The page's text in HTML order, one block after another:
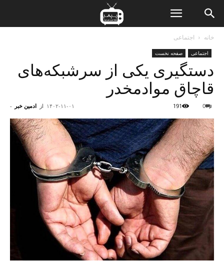
خانه اجتماعی
اجتماعی صفحه نخست
دستگیری یکی از سرشبکه‌های
قاچاق موادمخدر
از ادمین خبر - ۱۴۰۲-۱۱-۰۱ 0
191